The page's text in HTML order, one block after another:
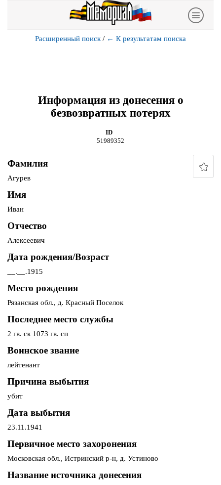
Расширенный поиск / ← К результатам поиска
Информация из донесения о
безвозвратных потерях
ID
51989352
Фамилия
Агурев
Имя
Иван
Отчество
Алексеевич
Дата рождения/Возраст
__.__.1915
Место рождения
Рязанская обл., д. Красный Поселок
Последнее место службы
2 гв. ск 1073 гв. сп
Воинское звание
лейтенант
Причина выбытия
убит
Дата выбытия
23.11.1941
Первичное место захоронения
Московская обл., Истринский р-н, д. Устиново
Название источника донесения